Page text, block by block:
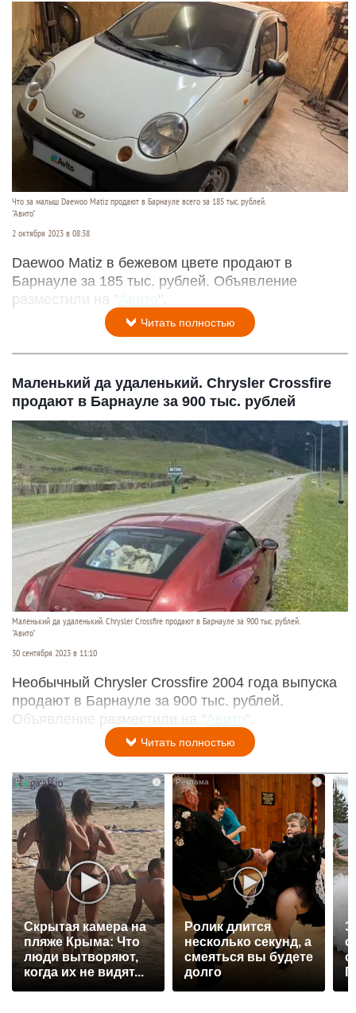
Что за малыш Daewoo Matiz продают в Барнауле всего за 185 тыс. рублей.
"Авито"
2 октября 2023 в 08:38
Daewoo Matiz в бежевом цвете продают в
Барнауле за 185 тыс. рублей. Объявление
разместили на " Авито ".
Читать полностью
Маленький да удаленький. Chrysler Crossfire
продают в Барнауле за 900 тыс. рублей
Маленький да удаленький. Chrysler Crossfire продают в Барнауле за 900 тыс. рублей.
"Авито"
30 сентября 2023 в 11:10
Необычный Chrysler Crossfire 2004 года выпуска
продают в Барнауле за 900 тыс. рублей.
Объявление разместили на " Авито ".
Читать полностью
i
Скрытая камера на
пляже Крыма: Что
люди вытворяют,
когда их не видят...
Ролик длится
несколько секунд, а
смеяться вы будете
долго